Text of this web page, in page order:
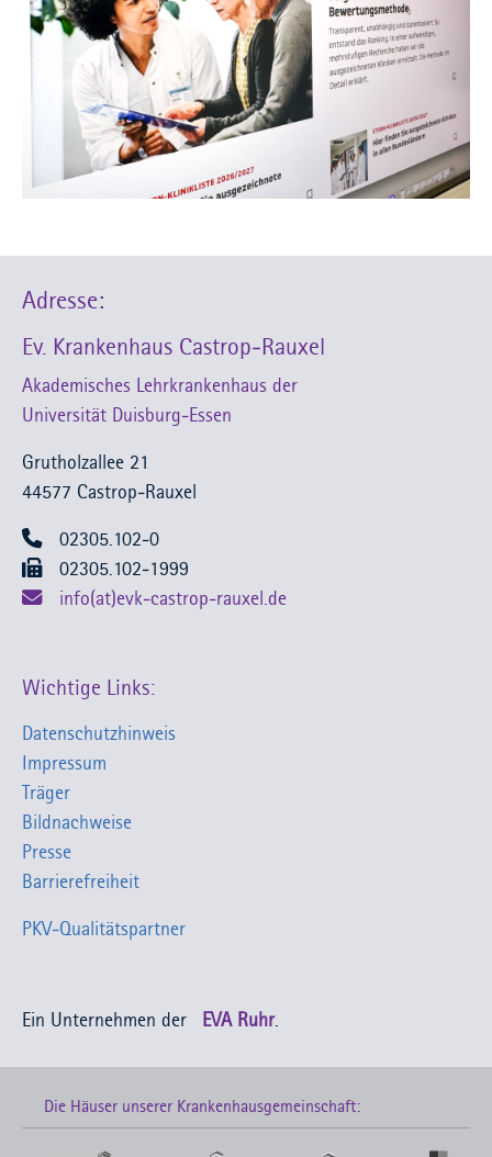
Adresse:
Ev. Krankenhaus Castrop-Rauxel
Akademisches Lehrkrankenhaus der
Universität Duisburg-Essen
Grutholzallee 21
44577 Castrop-Rauxel
02305.102-0
02305.102-1999
info(at)evk-castrop-rauxel.de
Wichtige Links:
Datenschutzhinweis
Impressum
Träger
Bildnachweise
Presse
Barrierefreiheit
PKV-Qualitätspartner
Ein Unternehmen der EVA Ruhr.
Die Häuser unserer Krankenhausgemeinschaft: